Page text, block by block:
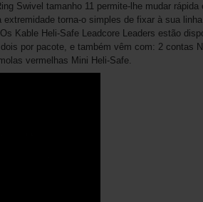
Swivel tamanho 11 permite-lhe mudar rápida
torna-o simples de fixar à sua
Kable Heli-Safe Leadcore Leaders estão
por pacote, e também vêm com: 2 contas
vermelhas Mini Heli-Safe.